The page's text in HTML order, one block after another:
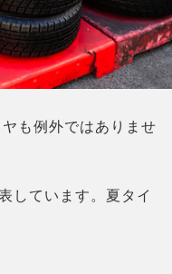
も例外ではありませ
しています。夏タイ